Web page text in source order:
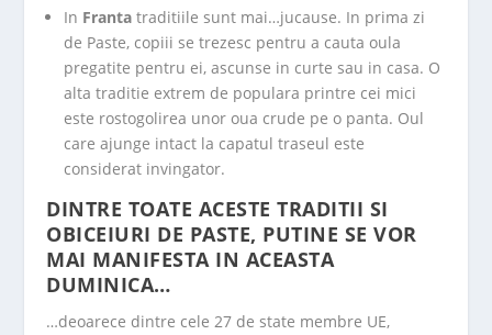
In Franta traditiile sunt mai…jucause. In prima zi
de Paste, copiii se trezesc pentru a cauta oula
pregatite pentru ei, ascunse in curte sau in casa. O
alta traditie extrem de populara printre cei mici
este rostogolirea unor oua crude pe o panta. Oul
care ajunge intact la capatul traseul este
considerat invingator.
DINTRE TOATE ACESTE TRADITII SI
OBICEIURI DE PASTE, PUTINE SE VOR
MAI MANIFESTA IN ACEASTA
DUMINICA…
…deoarece dintre cele 27 de state membre UE,